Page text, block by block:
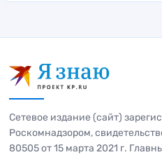
Сетевое издание (сайт)
Роскомнадзором,
80505 от 15 марта 2021 г.